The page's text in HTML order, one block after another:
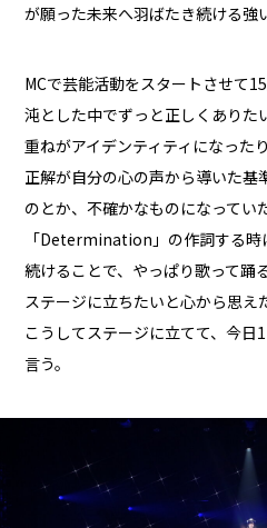
が願った未来へ羽ばたき続ける強
MCで芸能活動をスタートさせて
沌とした中でずっと正しくありた
重ねがアイデンティティになった
正解が自分の心の声から導いた基
のとか、不確かなものになってい
「Determination」の作詞する時
続けることで、やっぱり歌って踊
ステージに立ちたいと心から思え
こうしてステージに立てて、今日
言う。